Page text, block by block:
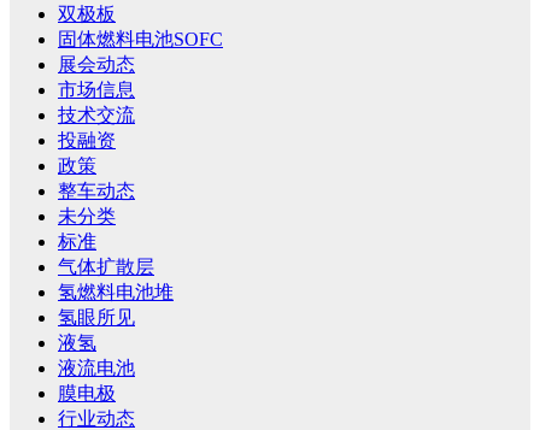
双极板
固体燃料电池SOFC
展会动态
市场信息
技术交流
投融资
政策
整车动态
未分类
标准
气体扩散层
氢燃料电池堆
氢眼所见
液氢
液流电池
膜电极
行业动态